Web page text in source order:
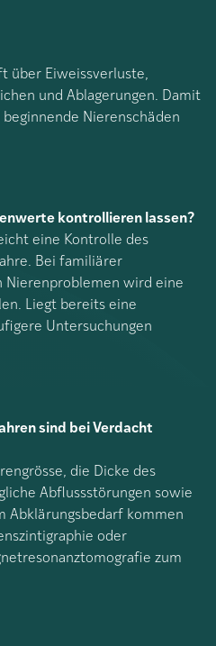
über Eiweissverluste,
und Ablagerungen. Damit
Nierenschäden
kontrollieren lassen?
eine Kontrolle des
Bei familiärer
Nierenproblemen wird eine
Liegt bereits eine
Untersuchungen
sind bei Verdacht
die Dicke des
Abflussstörungen sowie
Abklärungsbedarf kommen
oder
zum